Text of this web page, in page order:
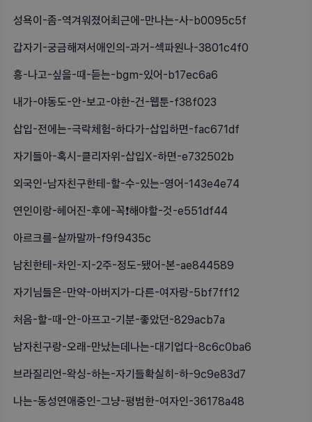
성욕이-좀-역겨워졌어최근에-만나는-사-b0095c5f
갑자기-궁금해져서애인의-과거-섹파원나-3801c4f0
흥-나고-싶을-때-듣는-bgm-있어-b17ec6a6
내가-야동도-안-보고-야한-건-웹툰-f38f023
삽입-전에는-극락체험-하다가-삽입하면-fac671df
자기들아-혹시-클리자위-삽입X-하면-e732502b
외국인-남자친구한테-할-수-있는-영어-143e4e74
연인이랑-헤어진-후에-꼭❗️해야할-것-e551df44
아르크를-살까말까-f9f9435c
남친한테-차인-지-2주-정도-됐어-본-ae844589
자기님들은-만약-아버지가-다른-여자랑-5bf7ff12
처음-할-때-안-아프고-기분-좋았던-829acb7a
남자친구랑-오래-만났는데나는-대기업다-8c6c0ba6
브라질리언-왁싱-하는-자기들확실히-하-9c9e83d7
나는-동성연애중인-그냥-평범한-여자인-36178a48